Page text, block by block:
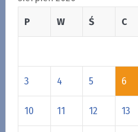
P W Ś C
3 4 5 6
10 11 12 13